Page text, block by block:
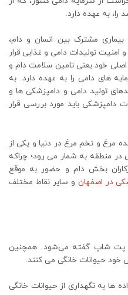
را، به عهده دارد.
توجه به پیدایش ۸۵۰ نوع بیماری مشترک بین انسان و دام،
تولیدات دامی و غذایی قرار
خود یعنی تامین سلامت دام و
های دامی را به عهده دارد. به
تولید دامی و دامپزشکی ها و
دامپزشکی باید مورد بررسی قرار
تولیدکننده مرغ و تخم مرغ در دنیا و یکی از
در منطقه به شمار می رود؛ چراکه
بخش دام و حضور به موقع
در اصفهان و سایر نقاط مختلف
پت شاپ گفته می‌شود. همچنین
خود حیوانات خانگی می‌ کنند.
ها به نگهداری از حیوانات خانگی